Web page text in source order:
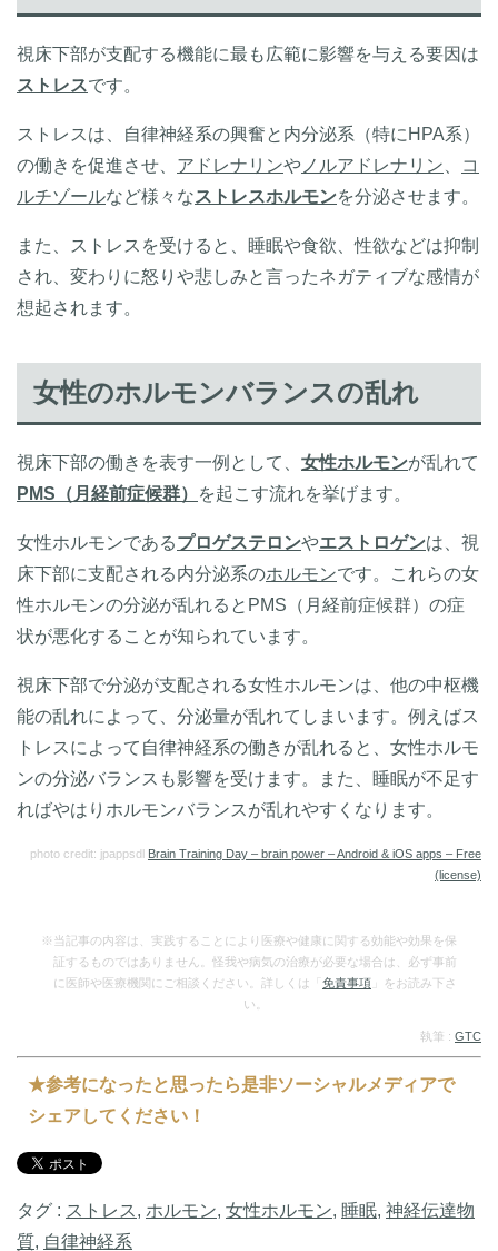
視床下部が支配する機能に最も広範に影響を与える要因は
ストレスです。
ストレスは、自律神経系の興奮と内分泌系（特にHPA系）
の働きを促進させ、 アドレナリンや ノルアドレナリン
コ
ルチゾールなど様々なストレスホルモンを分泌させます。
また、ストレスを受けると、睡眠や食欲、性欲などは抑制
され、変わりに怒りや悲しみと言ったネガティブな感情が
想起されます。
女性のホルモンバランスの乱れ
視床下部の働きを表す一例として、 女性ホルモンが乱れて
PMS（月経前症候群）
を起こす流れを挙げます。
女性ホルモンであるプロゲステロンやエストロゲンは、視
床下部に支配される内分泌系のホルモンです。これらの女
性ホルモンの分泌が乱れるとPMS（月経前症候群）の症
状が悪化することが知られています。
視床下部で分泌が支配される女性ホルモンは、他の中枢機
能の乱れによって、分泌量が乱れてしまいます。例えばス
トレスによって自律神経系の働きが乱れると、女性ホルモ
ンの分泌バランスも影響を受けます。また、睡眠が不足す
ればやはりホルモンバランスが乱れやすくなります。
photo credit: jpappsdl Brain Training Day – brain power – Android & iOS apps – Free
(license)
※当記事の内容は、実践することにより医療や健康に関する効能や効果を保
証するものではありません。怪我や病気の治療が必要な場合は、必ず事前
に医師や医療機関にご相談ください。詳しくは「 免責事項 」をお読み下さ
い。
執筆 : GTC
★参考になったと思ったら是非ソーシャルメディアで
シェアしてください！
タグ : ストレス , ホルモン, 女性ホルモン, 睡眠, 神経伝達物
質, 自律神経系